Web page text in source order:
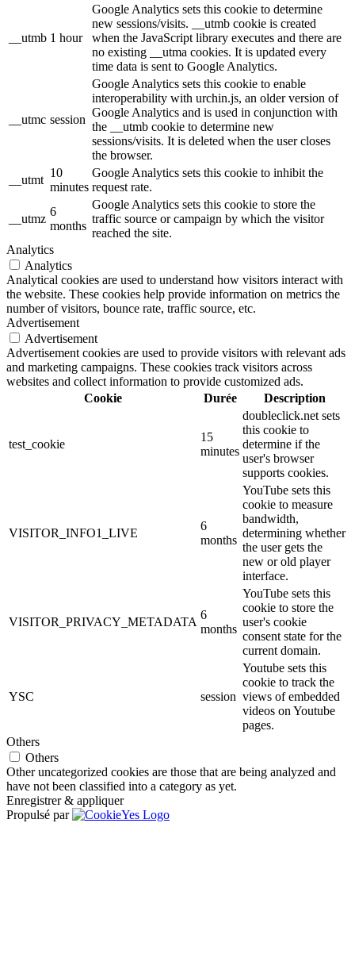
__utmb 1 hour
Google Analytics sets this cookie to determine
new sessions/visits. __utmb cookie is created
when the JavaScript library executes and there are
no existing __utma cookies. It is updated every
time data is sent to Google Analytics.
__utmc session
Google Analytics sets this cookie to enable
interoperability with urchin.js, an older version of
Google Analytics and is used in conjunction with
the __utmb cookie to determine new
sessions/visits. It is deleted when the user closes
the browser.
__utmt
10
minutes
Google Analytics sets this cookie to inhibit the
request rate.
__utmz
6
months
Google Analytics sets this cookie to store the
traffic source or campaign by which the visitor
reached the site.
Analytics
Analytics
Analytical cookies are used to understand how visitors interact with
the website. These cookies help provide information on metrics the
number of visitors, bounce rate, traffic source, etc.
Advertisement
Advertisement
Advertisement cookies are used to provide visitors with relevant ads
and marketing campaigns. These cookies track visitors across
websites and collect information to provide customized ads.
Cookie
Durée Description
test_cookie
15
minutes
doubleclick.net sets
this cookie to
determine if the
user's browser
supports cookies.
VISITOR_INFO1_LIVE
6
months
YouTube sets this
cookie to measure
bandwidth,
determining whether
the user gets the
new or old player
interface.
VISITOR_PRIVACY_METADATA
6
months
YouTube sets this
cookie to store the
user's cookie
consent state for the
current domain.
YSC session
Youtube sets this
cookie to track the
views of embedded
videos on Youtube
pages.
Others
Others
Other uncategorized cookies are those that are being analyzed and
have not been classified into a category as yet.
Enregistrer & appliquer
Propulsé par